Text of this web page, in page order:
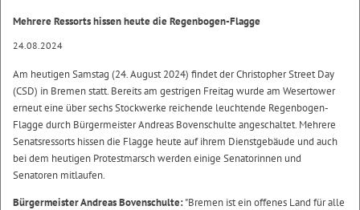
Mehrere Ressorts hissen heute die Regenbogen-Flagge
24.08.2024
Am heutigen Samstag (24. August 2024) findet der Christopher Street Day
(CSD) in Bremen statt. Bereits am gestrigen Freitag wurde am Wesertower
erneut eine über sechs Stockwerke reichende leuchtende Regenbogen-
Flagge durch Bürgermeister Andreas Bovenschulte angeschaltet. Mehrere
Senatsressorts hissen die Flagge heute auf ihrem Dienstgebäude und auch
bei dem heutigen Protestmarsch werden einige Senatorinnen und
Senatoren mitlaufen.
Bürgermeister Andreas Bovenschulte:"Bremen ist ein offenes Land für alle